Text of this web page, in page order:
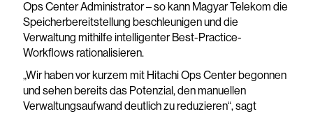
Ops Center Administrator – so kann Magyar Telekom die
Speicherbereitstellung beschleunigen und die
Verwaltung mithilfe intelligenter Best-Practice-
Workflows rationalisieren.
„Wir haben vor kurzem mit Hitachi Ops Center begonnen
und sehen bereits das Potenzial, den manuellen
Verwaltungsaufwand deutlich zu reduzieren“, sagt